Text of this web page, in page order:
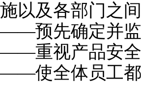
施以及各部门之
——预先确定并监
——重视产品安全
——使全体员工都